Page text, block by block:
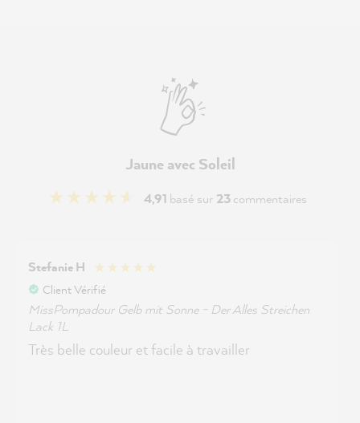
Jaune avec Soleil
4,91 basé sur 23commentaires
Stefanie H
Client Vérifié
MissPompadour Gelb mit Sonne - Der Alles Streichen
Lack 1L
Très belle couleur et facile à travailler